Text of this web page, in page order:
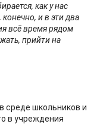
как у нас
и в эти два
всё время рядом
прийти на
среде школьников и
в учреждения